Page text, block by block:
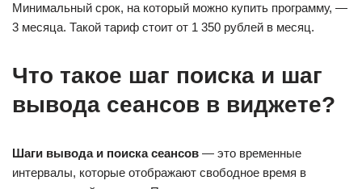
Минимальный срок, на который можно купить программу, —
3 месяца. Такой тариф стоит от 1 350 рублей в месяц.
Что такое шаг поиска и шаг
вывода сеансов в виджете?
Шаги вывода и поиска сеансов — это временные
интервалы, которые отображают свободное время в